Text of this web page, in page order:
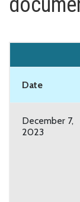
Date
December 7,
2023